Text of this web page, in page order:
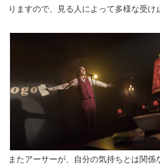
りますので、見る人によって多様な受け
またアーサーが、自分の気持ちとは関